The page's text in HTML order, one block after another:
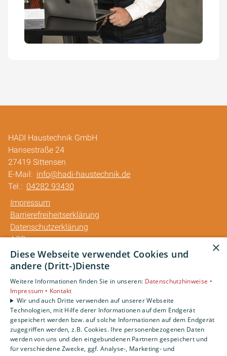
HADI Haustechnik GmbH
Hansestraße 24
27419 Sittensen
E-Mail: info@hadi-haustechnik.de
Tel.: 04282 93430
Impressum
Barrierefreiheitserklärung
Datenschutzerklärung
AGB
Unsere Bereiche
Gewerbekunden
Karriere
Unternehmen
Kontakt
×
Diese Webseite verwendet Cookies und
andere (Dritt-)Dienste
Weitere Informationen finden Sie in unseren: Datenschutzhinweise •
Impressum • Kontakt
Wir und auch Dritte verwenden auf unserer Webseite
Technologien, mit Hilfe derer Informationen auf dem Endgerät
gespeichert werden bzw. auf solche Informationen auf dem Endgerät
zugegriffen werden, z.B. Cookies. Ihre personenbezogenen Daten
werden von uns und den eingebundenen Partnern gespeichert und
für verschiedene Zwecke, ggf. Analyse-, Marketing- und